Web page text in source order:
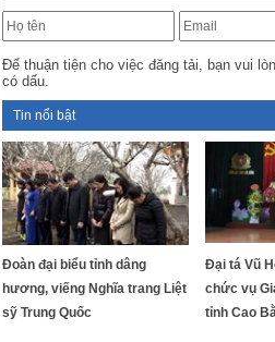
Để thuận tiện cho việc đăng tải, bạn vui
có dấu.
Tin nổi bật
Đoàn đại biểu tỉnh dâng
hương, viếng Nghĩa trang Liệt
sỹ Trung Quốc
Đại tá Vũ
chức vụ
tỉnh Cao